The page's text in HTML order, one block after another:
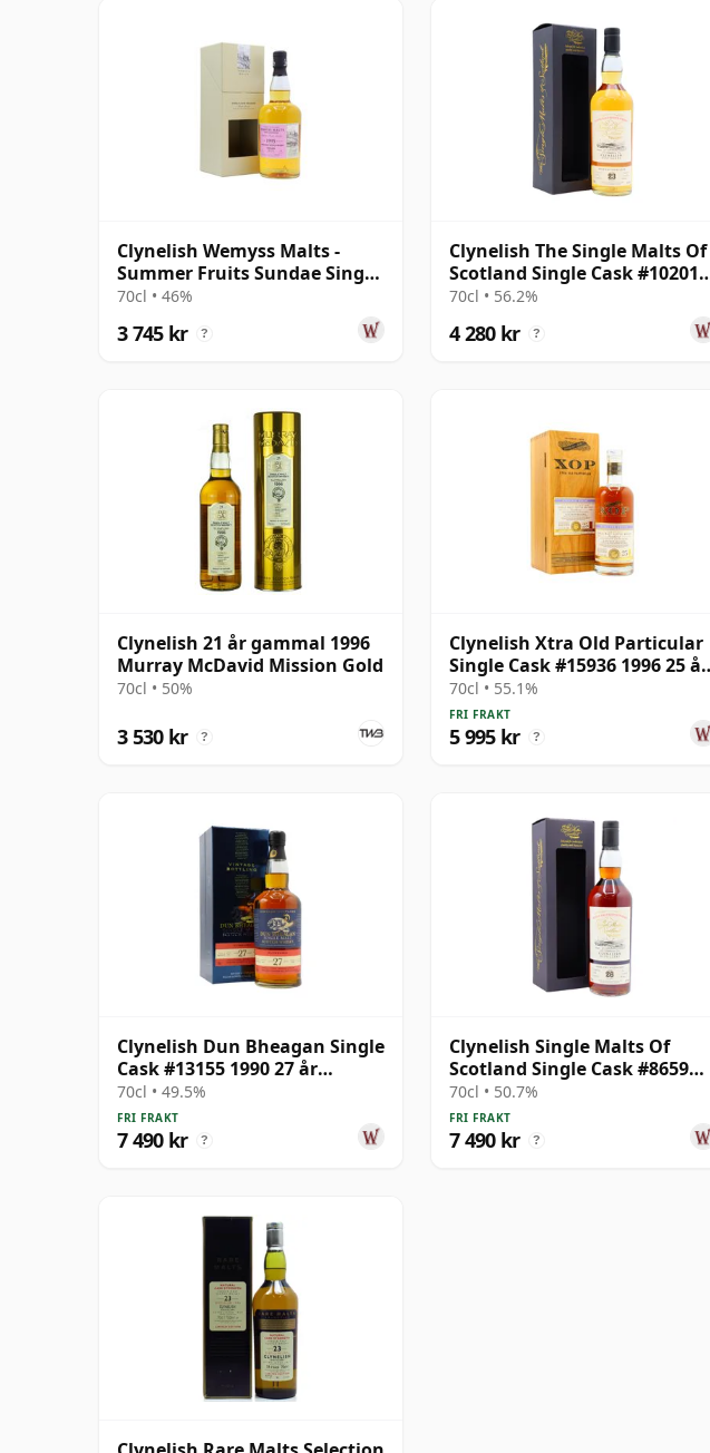
Clynelish Wemyss Malts -
Summer Fruits Sundae Single
Cask 1995 24 år gammal
70cl • 46%
3 745 kr ?
Clynelish The Single Malts Of
Scotland Single Cask #10201
1995 23 år gammal
70cl • 56.2%
4 280 kr ?
Clynelish 21 år gammal 1996
Murray McDavid Mission Gold
70cl • 50%
3 530 kr ?
Clynelish Xtra Old Particular
Single Cask #15936 1996 25 år
gammal
70cl • 55.1%
FRI FRAKT
5 995 kr ?
Clynelish Dun Bheagan Single
Cask #13155 1990 27 år
gammal
70cl • 49.5%
FRI FRAKT
7 490 kr ?
Clynelish Single Malts Of
Scotland Single Cask #8659
1995 26 år gammal
70cl • 50.7%
FRI FRAKT
7 490 kr ?